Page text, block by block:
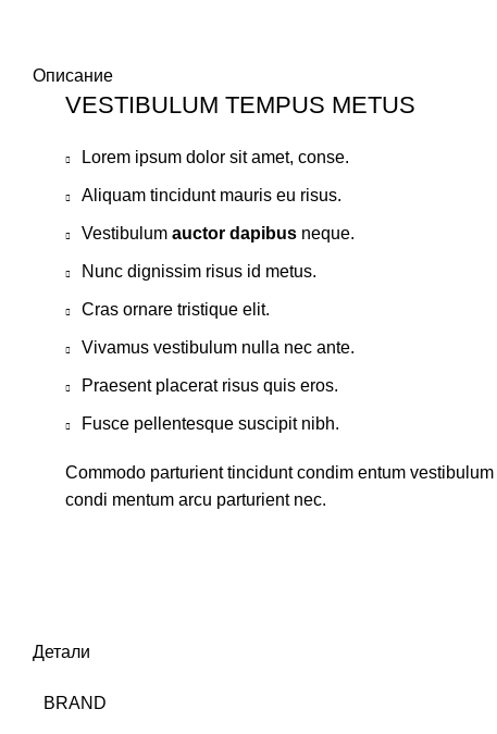
Описание
VESTIBULUM TEMPUS METUS
Lorem ipsum dolor sit amet, conse.
Aliquam tincidunt mauris eu risus.
Vestibulum auctor dapibus neque.
Nunc dignissim risus id metus.
Cras ornare tristique elit.
Vivamus vestibulum nulla nec ante.
Praesent placerat risus quis eros.
Fusce pellentesque suscipit nibh.
Commodo parturient tincidunt condim entum vestibulum
condi mentum arcu parturient nec.
Детали
BRAND